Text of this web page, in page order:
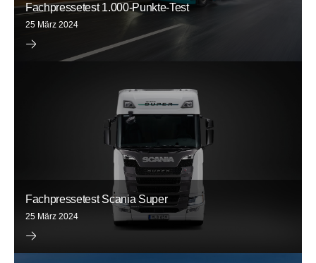
Fachpressetest 1.000-Punkte-Test
25 März 2024
Fachpressetest Scania Super
25 März 2024